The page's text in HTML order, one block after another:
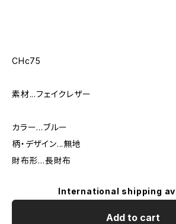
CHc75
素材...フェイクレザー
カラー...ブルー
柄・デザイン...無地
財布形...長財布
International shipping
Add to cart